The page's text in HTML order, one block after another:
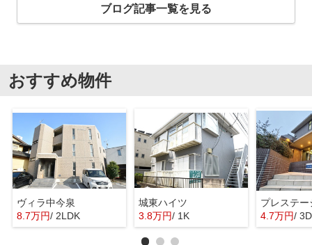
ブログ記事一覧を見る
おすすめ物件
ヴィラ中今泉
8.7万円/ 2LDK
城東ハイツ
3.8万円/ 1K
プレステー
4.7万円/